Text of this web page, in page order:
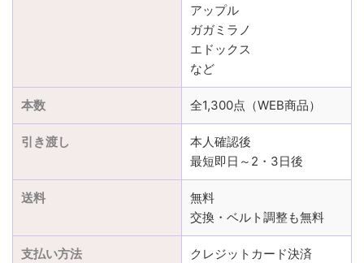
アップル
ガガミラノ
エドックス
など
本数 全1,300点（WEB商品）
引き渡し
本人確認後
最短即日～2・3日後
送料
無料
交換・ベルト調整も無料
支払い方法 クレジットカード決済